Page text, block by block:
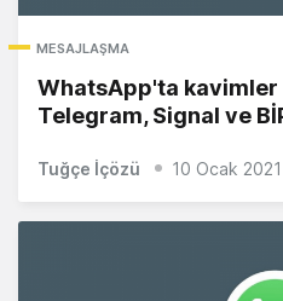
MESAJLAŞMA
WhatsApp'ta kavimler
Telegram, Signal ve
Tuğçe İçözü 10 Ocak 2021